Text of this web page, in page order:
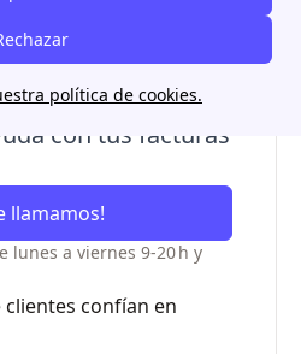
política de cookies.
ventajas y cómo
con tus facturas
llamamos!
lunes a viernes 9-20 h y
confían en